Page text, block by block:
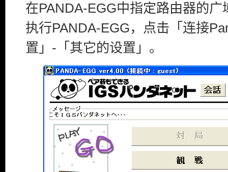
在PANDA-EGG中指定路由器的广
执行PANDA-EGG，点击「连接
置」-「其它的设置」。